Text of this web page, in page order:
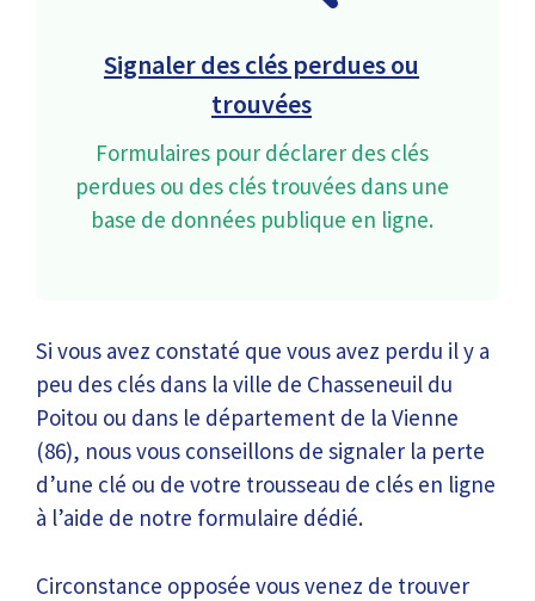
Signaler des clés perdues ou
trouvées
Formulaires pour déclarer des clés
perdues ou des clés trouvées dans une
base de données publique en ligne.
Si vous avez constaté que vous avez perdu il y a
peu des clés dans la ville de Chasseneuil du
Poitou ou dans le département de la Vienne
(86), nous vous conseillons de signaler la perte
d’une clé ou de votre trousseau de clés en ligne
à l’aide de notre formulaire dédié.
Circonstance opposée vous venez de trouver